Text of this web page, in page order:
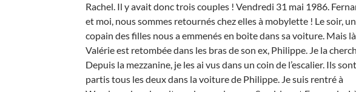
Rachel. Il y avait donc trois couples ! Vendredi 31 mai 1986.
et moi, nous sommes retournés chez elles à mobylette ! Le soir, un
copain des filles nous a emmenés en boite dans sa voiture. Mais
Valérie est retombée dans les bras de son ex, Philippe. Je la
Depuis la mezzanine, je les ai vus dans un coin de l’escalier. Ils sont
partis tous les deux dans la voiture de Philippe. Je suis rentré à